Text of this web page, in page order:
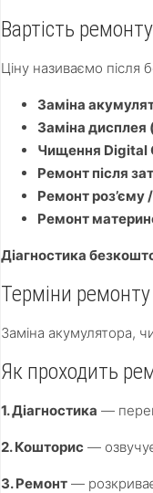
Вартість
Ціну називаємо після
Заміна
Заміна дисплея
Чищення Digital
Ремонт після
Ремонт роз’єму
Ремонт
Діагностика
Терміни
Заміна акумулятора,
Як проходить
1. Діагностика —
2. Кошторис —
3. Ремонт —